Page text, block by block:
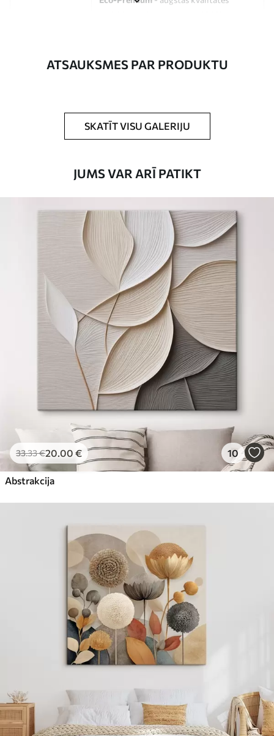
Jūs varat pievienot lakas pārklājumu.
No15.00€
Eco-Premium
.00
ATSAUKSMES PAR PRODUKTU
SKATĪT VISU GALERIJU
JUMS VAR ARĪ PATIKT
33.33€20.00 € 10
Abstrakcija